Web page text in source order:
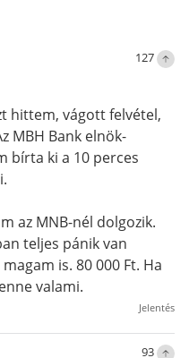
127
hittem, vágott felvétel,
MBH Bank elnök-
bírta ki a 10 perces
az MNB-nél dolgozik.
teljes pánik van
is. 80 000 Ft. Ha
valami.
Jelentés
93